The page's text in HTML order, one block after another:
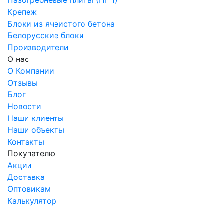
Крепеж
Блоки из ячеистого бетона
Белорусские блоки
Производители
О нас
О Компании
Отзывы
Блог
Новости
Наши клиенты
Наши объекты
Контакты
Покупателю
Акции
Доставка
Оптовикам
Калькулятор